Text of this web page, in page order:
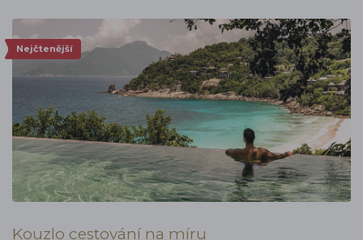
Nejčtenější
Kouzlo cestování na míru